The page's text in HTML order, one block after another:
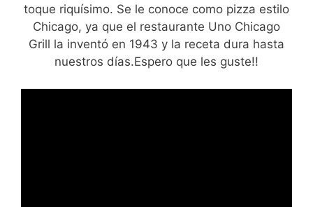
toque riquísimo. Se le conoce como pizza estilo
Chicago, ya que el restaurante Uno Chicago
Grill la inventó en 1943 y la receta dura hasta
nuestros días.Espero que les guste!!